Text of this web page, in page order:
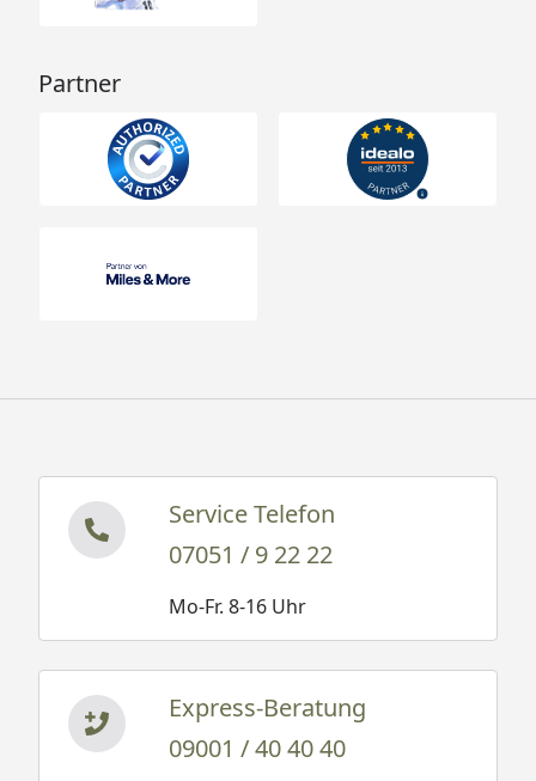
Partner
Service Telefon
07051 / 9 22 22
Mo-Fr. 8-16 Uhr
Express-Beratung
09001 / 40 40 40